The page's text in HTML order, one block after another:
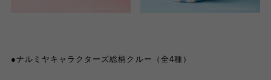
●ナルミヤキャラクターズ総柄クルー（全4種）